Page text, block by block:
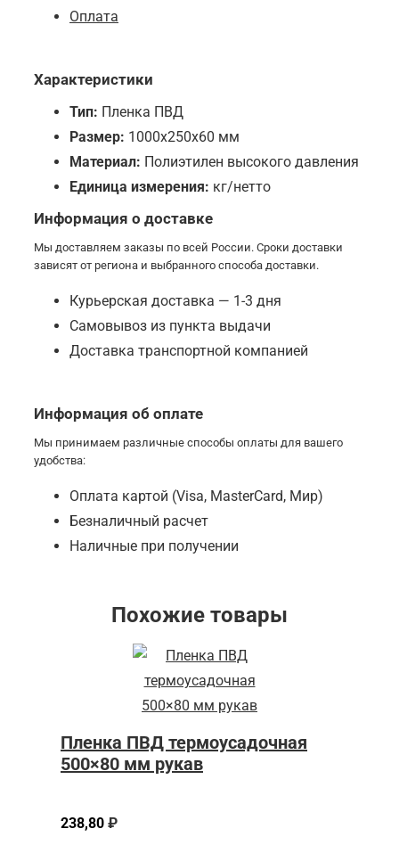
Оплата
Характеристики
Тип: Пленка ПВД
Размер: 1000х250х60 мм
Материал: Полиэтилен высокого давления
Единица измерения: кг/нетто
Информация о доставке
Мы доставляем заказы по всей России. Сроки доставки
зависят от региона и выбранного способа доставки.
Курьерская доставка — 1-3 дня
Самовывоз из пункта выдачи
Доставка транспортной компанией
Информация об оплате
Мы принимаем различные способы оплаты для вашего
удобства:
Оплата картой (Visa, MasterCard, Мир)
Безналичный расчет
Наличные при получении
Похожие товары
Пленка ПВД термоусадочная
500×80 мм рукав
238,80 ₽